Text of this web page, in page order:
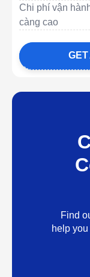
Chi phí vận
càng cao
GET
Find
help